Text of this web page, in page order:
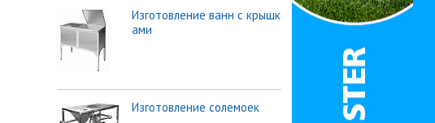
Изготовление ванн с крышк
ами
Изготовление солемоек